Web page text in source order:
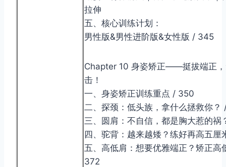
拉伸
五、核心训练计划：
男性版&男性进阶版&女性版 / 345
Chapter 10 身姿矫正——挺拔端正
击！
一、身姿矫正训练重点 / 350
二、探颈：低头族，拿什么拯救你？
三、圆肩：不自信，都是胸大惹的
四、驼背：越来越矮？练好再高五
五、高低肩：想要优雅端正？矫正高
372